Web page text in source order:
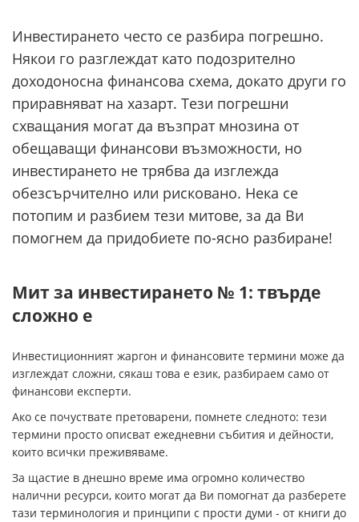
Инвестирането често се разбира погрешно.
Някои го разглеждат като подозрително
доходоносна финансова схема, докато други го
приравняват на хазарт. Тези погрешни
схващания могат да възпрат мнозина от
обещаващи финансови възможности, но
инвестирането не трябва да изглежда
обезсърчително или рисковано. Нека се
потопим и разбием тези митове, за да Ви
помогнем да придобиете по-ясно разбиране!
Мит за инвестирането № 1: твърде
сложно е
Инвестиционният жаргон и финансовите термини може да
изглеждат сложни, сякаш това е език, разбираем само от
финансови експерти.
Ако се почуствате претоварени, помнете следното: тези
термини просто описват ежедневни събития и дейности,
които всички преживяваме.
За щастие в днешно време има огромно количество
налични ресурси, които могат да Ви помогнат да разберете
тази терминология и принципи с прости думи - от книги до